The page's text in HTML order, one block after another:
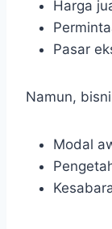
Harga
Pasar
Namun,
Modal